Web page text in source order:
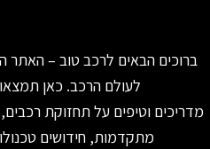
ברוכים הבאים לרכב טוב – האתר
לעולם הרכב. כאן
מדריכים וטיפים על תחזוקת
מתקדמות, חידושים